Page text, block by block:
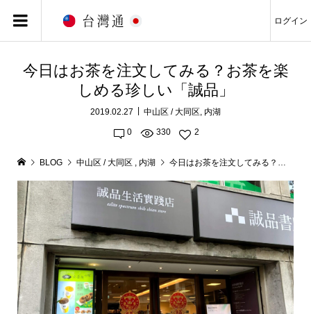
ログイン
今日はお茶を注文してみる？お茶を楽
しめる珍しい「誠品」
2019.02.27 中山区 / 大同区, 内湖
0 330 2
BLOG 中山区 / 大同区 , 内湖 今日はお茶を注文してみる？お茶を楽しめる珍しい「誠品」